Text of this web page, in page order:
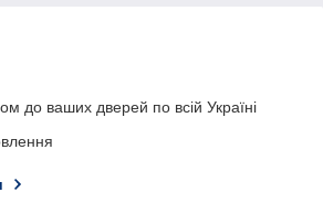
до ваших дверей по всій Україні